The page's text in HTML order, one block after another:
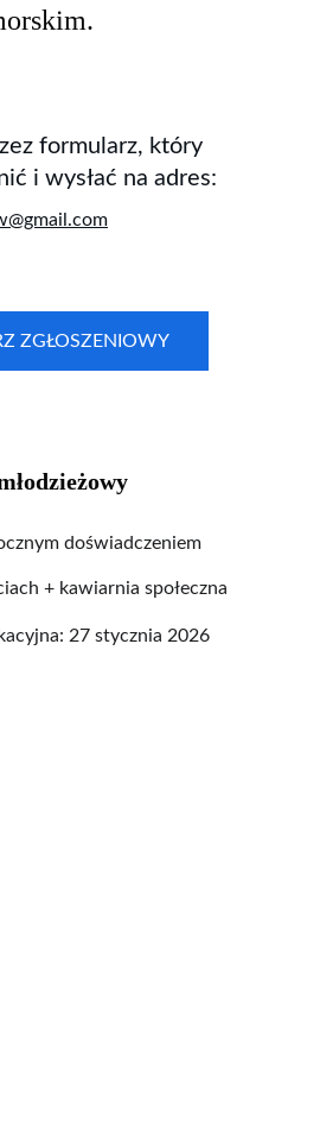
doświadczeniem
+ kawiarnia społeczna
27 stycznia 2026
formularz, który
i wysłać na adres:
ZGŁOSZENIOWY